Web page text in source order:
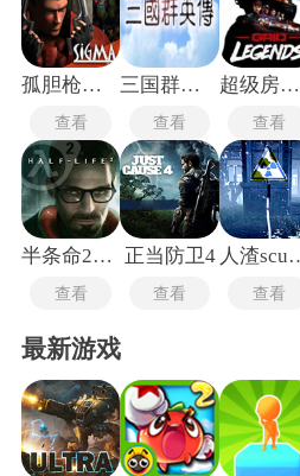
间。同时，手游的开发成本相对较
这使得游戏能够快速推向市场，并
户。在画质和内容上也不断追求提
优化手段，许多移植手游能够在手
视觉效果。例如，《NBA 2K》手游
为体育游戏中的佼佼者。
孤胆枪手1完整版
查看
三国群英传
查看
超级房车赛传奇豪华版
查看
半条命2汉化版
查看
正当防卫4
查看
人渣
查看
最新游戏